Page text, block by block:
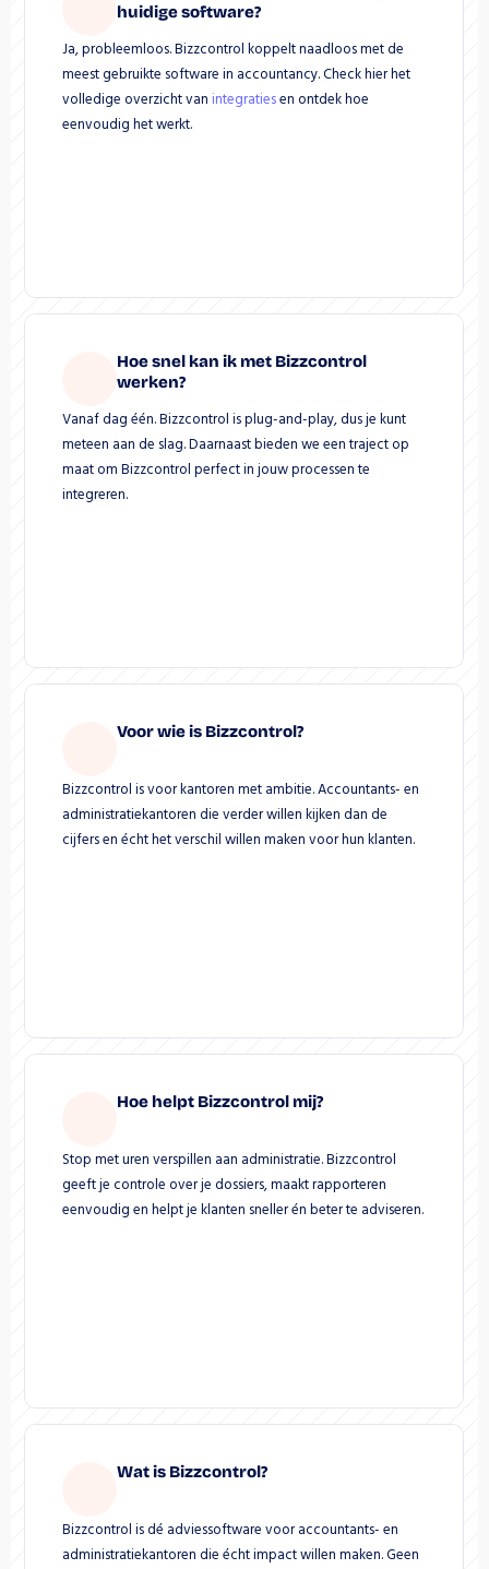
huidige software?
Ja, probleemloos. Bizzcontrol koppelt naadloos met de
meest gebruikte software in accountancy. Check hier het
volledige overzicht van integraties en ontdek hoe
eenvoudig het werkt.
Hoe snel kan ik met Bizzcontrol
werken?
Vanaf dag één. Bizzcontrol is plug-and-play, dus je kunt
meteen aan de slag. Daarnaast bieden we een traject op
maat om Bizzcontrol perfect in jouw processen te
integreren.
Voor wie is Bizzcontrol?
Bizzcontrol is voor kantoren met ambitie. Accountants- en
administratiekantoren die verder willen kijken dan de
cijfers en écht het verschil willen maken voor hun klanten.
Hoe helpt Bizzcontrol mij?
Stop met uren verspillen aan administratie. Bizzcontrol
geeft je controle over je dossiers, maakt rapporteren
eenvoudig en helpt je klanten sneller én beter te adviseren.
Wat is Bizzcontrol?
Bizzcontrol is dé adviessoftware voor accountants- en
administratiekantoren die écht impact willen maken. Geen